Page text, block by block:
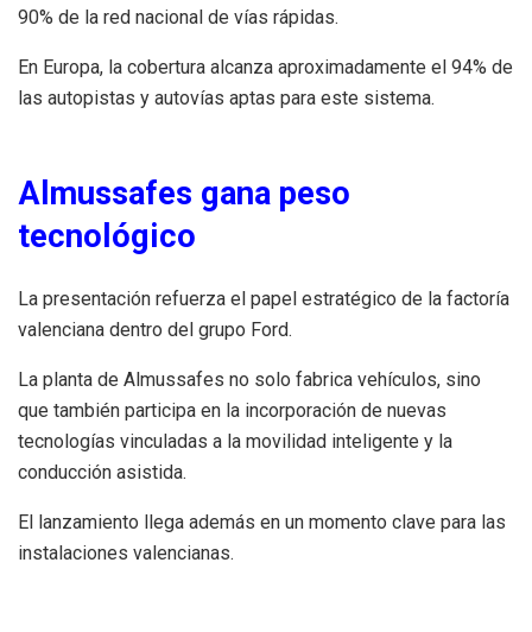
90% de la red nacional de vías rápidas.
En Europa, la cobertura alcanza aproximadamente el 94% de
las autopistas y autovías aptas para este sistema.
Almussafes gana peso
tecnológico
La presentación refuerza el papel estratégico de la factoría
valenciana dentro del grupo Ford.
La planta de Almussafes no solo fabrica vehículos, sino
que también participa en la incorporación de nuevas
tecnologías vinculadas a la movilidad inteligente y la
conducción asistida.
El lanzamiento llega además en un momento clave para las
instalaciones valencianas.